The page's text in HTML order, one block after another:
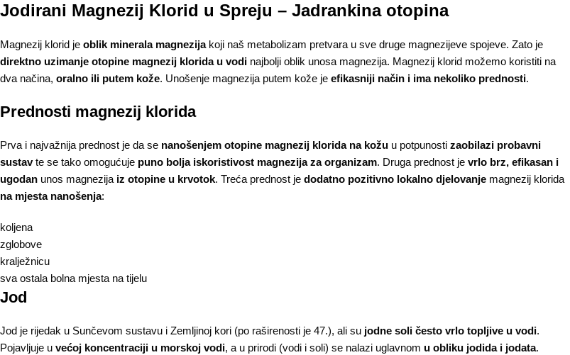
Jodirani Magnezij Klorid u Spreju – Jadrankina otopina
Magnezij klorid je oblik minerala magnezijakoji naš metabolizam pretvara u sve druge magnezijeve spojeve. Zato je
direktno uzimanje otopine magnezij klorida u vodi najbolji oblik unosa magnezija. Magnezij klorid možemo koristiti na
dva načina, oralno ili putem kože. Unošenje magnezija putem kože je efikasniji način i ima nekoliko prednosti.
Prednosti magnezij klorida
Prva i najvažnija prednost je da se nanošenjem otopine magnezij klorida na kožu u potpunosti zaobilazi probavni
sustavte se tako omogućuje puno bolja iskoristivost magnezija za organizam. Druga prednost je vrlo brz, efikasan i
ugodan unos magnezija iz otopine u krvotok. Treća prednost je dodatno pozitivno lokalno djelovanje magnezij klorida
na mjesta nanošenja:
koljena
zglobove
kralježnicu
sva ostala bolna mjesta na tijelu
Jod
Jod je rijedak u Sunčevom sustavu i Zemljinoj kori (po raširenosti je 47.), ali su jodne soli često vrlo topljive u vodi.
Pojavljuje u većoj koncentraciji u morskoj vodi, a u prirodi (vodi i soli) se nalazi uglavnom u obliku jodida i jodata.